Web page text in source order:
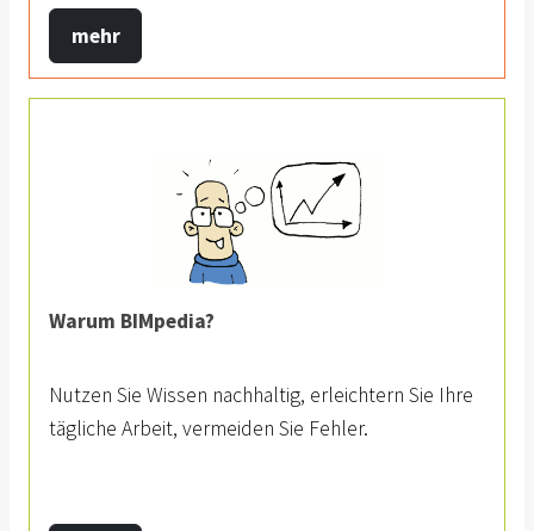
mehr
Warum BIMpedia?
Nutzen Sie Wissen nachhaltig, erleichtern Sie Ihre
tägliche Arbeit, vermeiden Sie Fehler.